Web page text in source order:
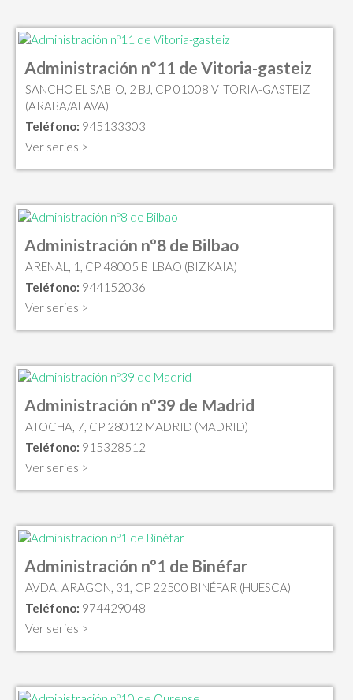
Administración nº11 de Vitoria-gasteiz
SANCHO EL SABIO, 2 BJ, CP 01008 VITORIA-GASTEIZ
(ARABA/ALAVA)
Teléfono: 945133303
Ver series >
Administración nº8 de Bilbao
ARENAL, 1, CP 48005 BILBAO (BIZKAIA)
Teléfono: 944152036
Ver series >
Administración nº39 de Madrid
ATOCHA, 7, CP 28012 MADRID (MADRID)
Teléfono: 915328512
Ver series >
Administración nº1 de Binéfar
AVDA. ARAGON, 31, CP 22500 BINÉFAR (HUESCA)
Teléfono: 974429048
Ver series >